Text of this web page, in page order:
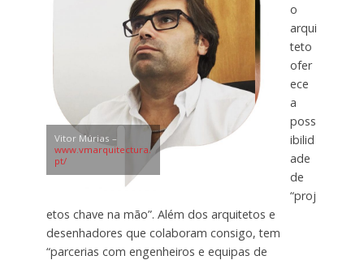
Vitor Múrias –
www.vmarquitectura.
pt/
o
arqui
teto
ofer
ece
a
poss
ibilid
ade
de
“proj
etos chave na mão”. Além dos arquitetos e
desenhadores que colaboram consigo, tem
“parcerias com engenheiros e equipas de